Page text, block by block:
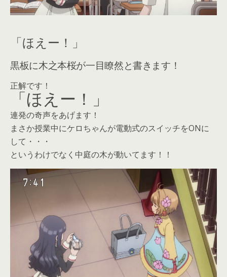
「ほえー！」
黒板に木之本桜が一目瞭然と書きます！
正解です！
「ほえー！」
連発の奇声をあげます！
まさか授業中にケロちゃんが電動式のスイッチをONに
して・・・
というわけでなく中庭の木が動いてます！！